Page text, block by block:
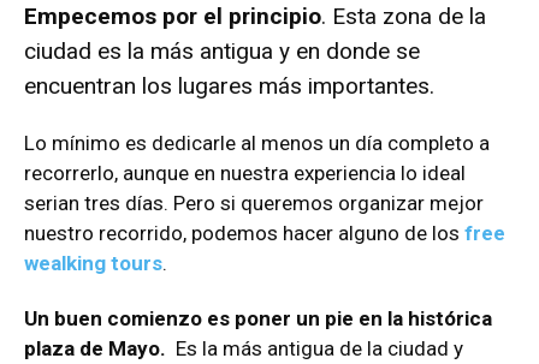
Empecemos por el principio. Esta zona de la
ciudad es la más antigua y en donde se
encuentran los lugares más importantes.
Lo mínimo es dedicarle al menos un día completo a
recorrerlo, aunque en nuestra experiencia lo ideal
serian tres días. Pero si queremos organizar mejor
nuestro recorrido, podemos hacer alguno de los free
wealking tours.
Un buen comienzo es poner un pie en la histórica
plaza de Mayo. Es la más antigua de la ciudad y